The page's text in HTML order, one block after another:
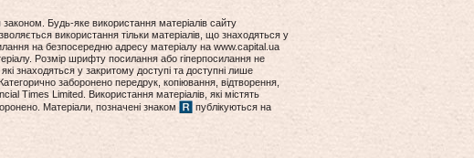
Будь-яке використання матеріалів сайту
використання тільки матеріалів, що знаходяться у
на безпосередню адресу матеріалу на www.capital.ua
Розмір шрифту посилання або гіперпосилання не
знаходяться у закритому доступі та доступні лише
заборонено передрук, копіювання, відтворення,
Times Limited. Використання матеріалів, які містять
Матеріали, позначені знаком
публікуються на